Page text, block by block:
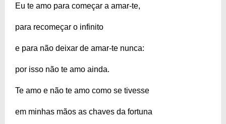
Eu te amo para começar a amar-te,
para recomeçar o infinito
e para não deixar de amar-te nunca:
por isso não te amo ainda.
Te amo e não te amo como se tivesse
em minhas mãos as chaves da fortuna